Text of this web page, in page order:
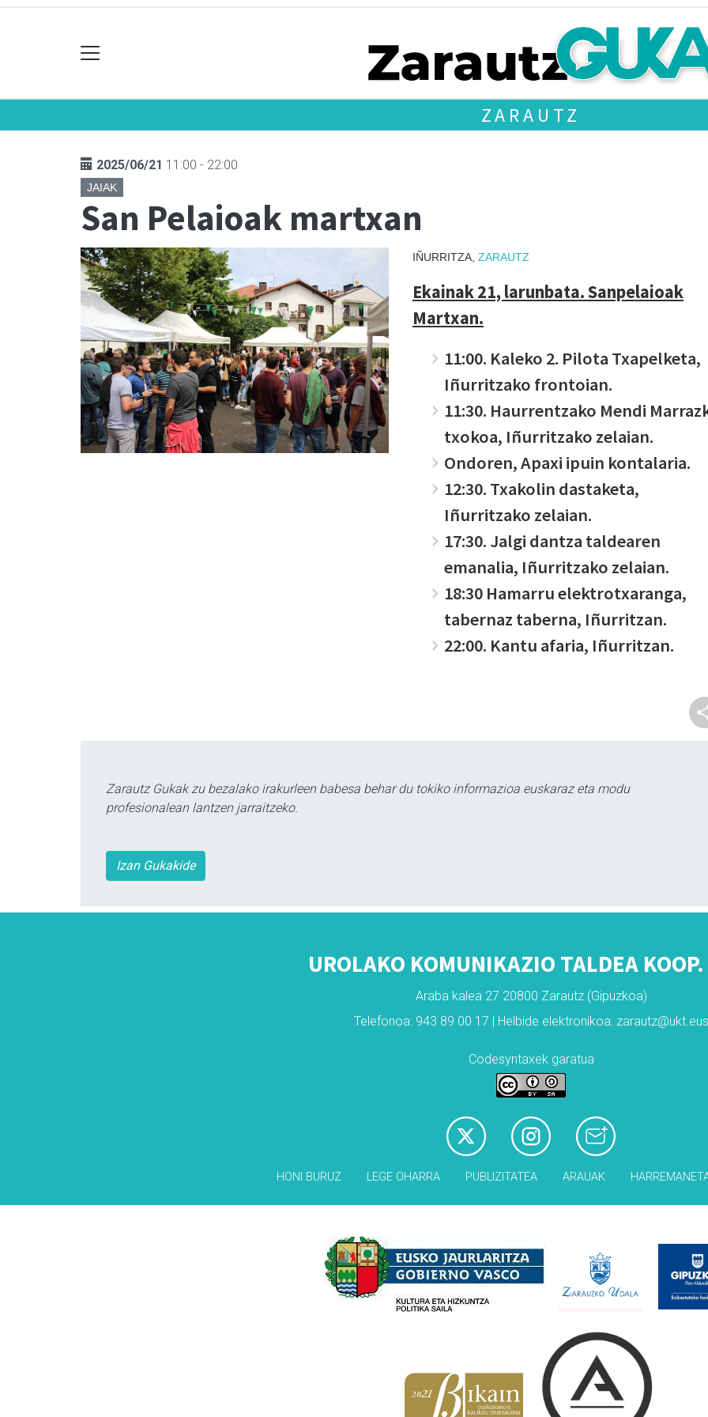
ZARAUTZ
2025/06/21 11:00 - 22:00
JAIAK
San Pelaioak martxan
IÑURRITZA, ZARAUTZ
Ekainak 21, larunbata. Sanpelaioak
Martxan.
11:00. Kaleko 2. Pilota Txapelketa,
Iñurritzako frontoian.
11:30. Haurrentzako Mendi
txokoa, Iñurritzako zelaian.
Ondoren, Apaxi ipuin kontalaria.
12:30. Txakolin dastaketa,
Iñurritzako zelaian.
17:30. Jalgi dantza taldearen
emanalia, Iñurritzako zelaian.
18:30 Hamarru elektrotxaranga,
tabernaz taberna, Iñurritzan.
22:00. Kantu afaria, Iñurritzan.
Zarautz Gukak zu bezalako irakurleen babesa behar du tokiko informazioa euskaraz eta modu
profesionalean lantzen jarraitzeko.
Izan Gukakide
UROLAKO KOMUNIKAZIO TALDEA
Araba kalea 27 20800 Zarautz (Gipuzkoa)
Telefonoa: 943 89 00 17 | Helbide elektronikoa: zarautz@ukt.eus
Codesyntaxek garatua
HONI BURUZ LEGE OHARRA PUBLIZITATEA ARAUAK